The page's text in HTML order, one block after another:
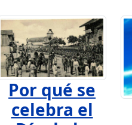
Por qué se
celebra el